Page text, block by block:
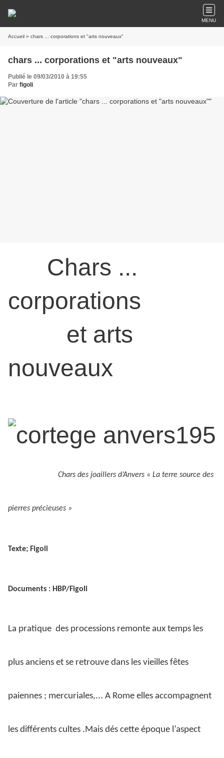
MENU
Accueil » chars ... corporations et "arts nouveaux"
chars ... corporations et "arts nouveaux"
Publié le 09/03/2010 à 19:55
Par figoli
Chars ...
corporations
et arts
nouveaux
Chars des joaillers d’Anvers « La terre source des
pierres précieuses »
Texte; Figoli
Documents : HBP/Figoli
La pratique des processions remonte aux temps les
plus anciens et se retrouve dans les vieilles fêtes
paiennes ; mercuriales,... A Rome elles accompagnent
les différents cultes .Mais dés cette époque l’aspect